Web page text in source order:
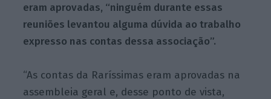
eram aprovadas, “ninguém durante essas
reuniões levantou alguma dúvida ao trabalho
expresso nas contas dessa associação”.
“As contas da Raríssimas eram aprovadas na
assembleia geral e, desse ponto de vista,